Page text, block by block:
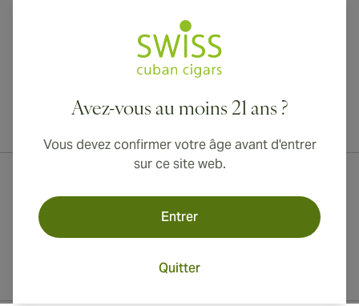
Avez-vous au moins 21 ans ?
Vous devez confirmer votre âge avant d'entrer
sur ce site web.
Entrer
Quitter
Livraison internationale disponible vers le Canada, le Royaume-Uni